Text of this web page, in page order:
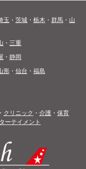
玉 ・ 茨城 ・ 栃木 ・ 群馬 ・ 山
・ 三重
・ 静岡
形 ・ 仙台 ・ 福島
・ クリニック ・ 介護 ・ 保育
ーテイメント